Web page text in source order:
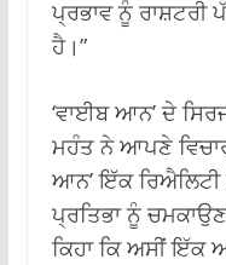
ਪ੍ਰਭਾਵ ਨੂੰ ਰਾਸ਼ਟਰੀ
ਹੈ।”
‘ਵਾਈਬ ਆਨ’ ਦੇ
ਮਹੰਤ ਨੇ ਆਪਣੇ
ਆਨ’ ਇੱਕ
ਪ੍ਰਤਿਭਾ ਨੂੰ
ਕਿਹਾ ਕਿ ਅਸੀਂ ਇੱਕ